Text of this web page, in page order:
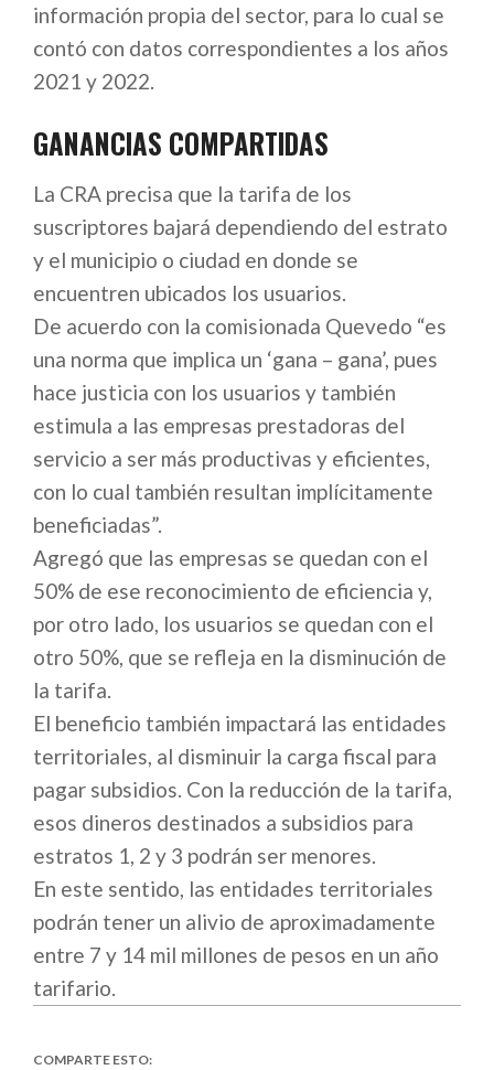
información propia del sector, para lo cual se
contó con datos correspondientes a los años
2021 y 2022.
GANANCIAS COMPARTIDAS
La CRA precisa que la tarifa de los
suscriptores bajará dependiendo del estrato
y el municipio o ciudad en donde se
encuentren ubicados los usuarios.
De acuerdo con la comisionada Quevedo “es
una norma que implica un ‘gana – gana’, pues
hace justicia con los usuarios y también
estimula a las empresas prestadoras del
servicio a ser más productivas y eficientes,
con lo cual también resultan implícitamente
beneficiadas”.
Agregó que las empresas se quedan con el
50% de ese reconocimiento de eficiencia y,
por otro lado, los usuarios se quedan con el
otro 50%, que se refleja en la disminución de
la tarifa.
El beneficio también impactará las entidades
territoriales, al disminuir la carga fiscal para
pagar subsidios. Con la reducción de la tarifa,
esos dineros destinados a subsidios para
estratos 1, 2 y 3 podrán ser menores.
En este sentido, las entidades territoriales
podrán tener un alivio de aproximadamente
entre 7 y 14 mil millones de pesos en un año
tarifario.
COMPARTE ESTO: